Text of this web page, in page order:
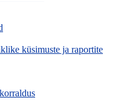
küsimuste ja raportite